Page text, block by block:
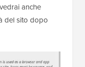
anche
del sito dopo